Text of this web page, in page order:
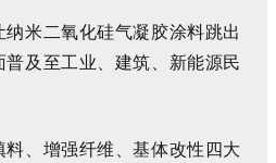
米二氧化硅气凝胶涂料跳出
及至工业、建筑、新能源民
、增强纤维、基体改性四大